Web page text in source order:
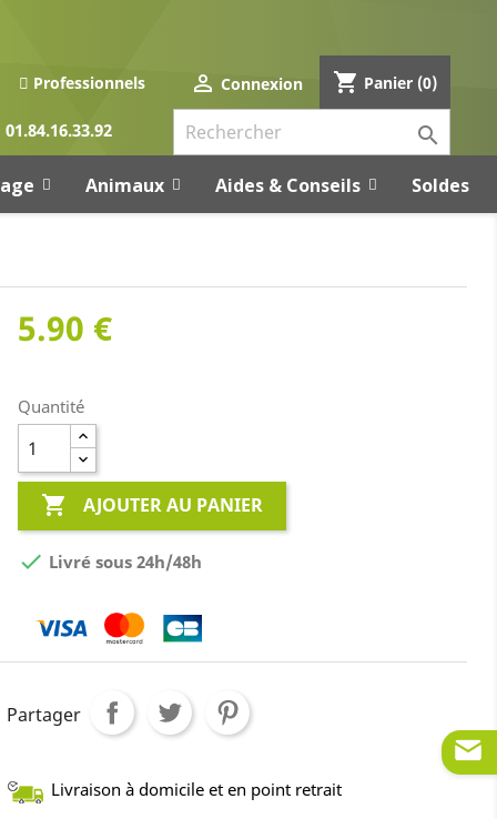
Professionnels  Connexion shopping_cart Panier (0)
01.84.16.33.92 
Animaux Aides & Conseils Soldes
5.90 €
Quantité
 AJOUTER AU PANIER
 Livré sous 24h/48h
Partager
Livraison à domicile et en point retrait